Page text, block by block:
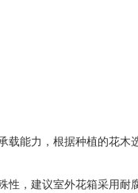
能力，根据种植的花木
性，建议室外花箱采用耐